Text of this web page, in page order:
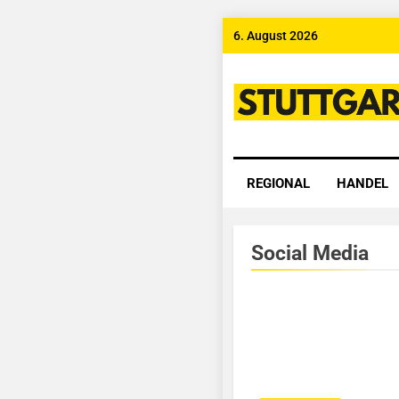
Skip
6. August 2026
REGIONAL HANDEL
Social Media